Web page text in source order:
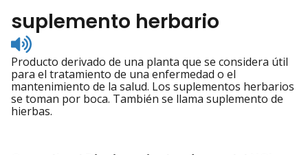
suplemento herbario
Listen
to
pronunciation
Producto derivado de una planta que se considera útil
para el tratamiento de una enfermedad o el
mantenimiento de la salud. Los suplementos herbarios
se toman por boca. También se llama suplemento de
hierbas.